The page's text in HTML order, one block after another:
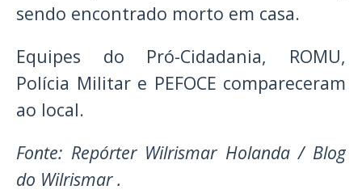
sendo encontrado morto em casa.
Equipes do Pró-Cidadania, ROMU,
Polícia Militar e PEFOCE compareceram
ao local.
Fonte: Repórter Wilrismar Holanda / Blog
do Wilrismar .